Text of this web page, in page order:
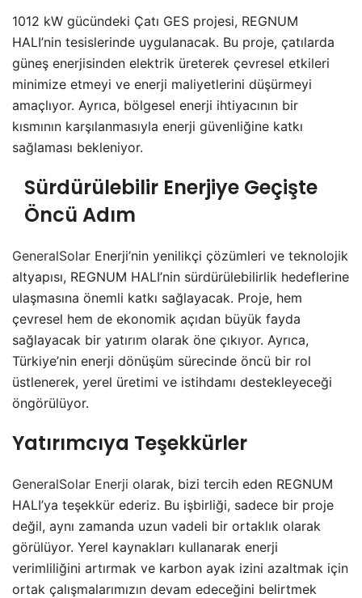
1012 kW gücündeki Çatı GES projesi, REGNUM
HALI’nin tesislerinde uygulanacak. Bu proje, çatılarda
güneş enerjisinden elektrik üreterek çevresel etkileri
minimize etmeyi ve enerji maliyetlerini düşürmeyi
amaçlıyor. Ayrıca, bölgesel enerji ihtiyacının bir
kısmının karşılanmasıyla enerji güvenliğine katkı
sağlaması bekleniyor.
Sürdürülebilir Enerjiye Geçişte
Öncü Adım
GeneralSolar Enerji’nin yenilikçi çözümleri ve teknolojik
altyapısı, REGNUM HALI’nin sürdürülebilirlik hedeflerine
ulaşmasına önemli katkı sağlayacak. Proje, hem
çevresel hem de ekonomik açıdan büyük fayda
sağlayacak bir yatırım olarak öne çıkıyor. Ayrıca,
Türkiye’nin enerji dönüşüm sürecinde öncü bir rol
üstlenerek, yerel üretimi ve istihdamı destekleyeceği
öngörülüyor.
Yatırımcıya Teşekkürler
GeneralSolar Enerji olarak, bizi tercih eden REGNUM
HALI’ya teşekkür ederiz. Bu işbirliği, sadece bir proje
değil, aynı zamanda uzun vadeli bir ortaklık olarak
görülüyor. Yerel kaynakları kullanarak enerji
verimliliğini artırmak ve karbon ayak izini azaltmak için
ortak çalışmalarımızın devam edeceğini belirtmek